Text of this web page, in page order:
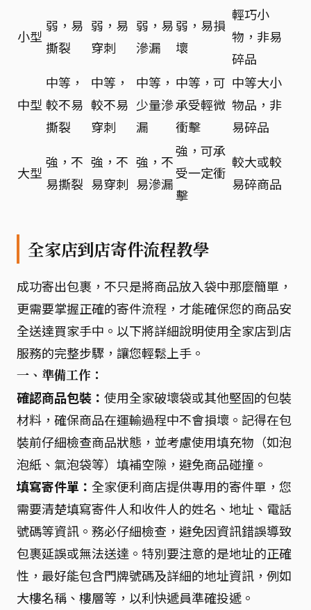
小型
弱，易
撕裂
弱，易
穿刺
弱，易
滲漏
弱，易損
壞
輕巧小
物，非易
碎品
中型
中等，
較不易
撕裂
中等，
較不易
穿刺
中等，
少量滲
漏
中等，可
承受輕微
衝擊
中等大小
物品，非
易碎品
大型
強，不
易撕裂
強，不
易穿刺
強，不
易滲漏
強，可承
受一定衝
擊
較大或較
易碎商品
全家店到店寄件流程教學
成功寄出包裹，不只是將商品放入袋中那麼簡單，
更需要掌握正確的寄件流程，才能確保您的商品安
全送達買家手中。以下將詳細說明使用全家店到店
服務的完整步驟，讓您輕鬆上手。
一、準備工作：
確認商品包裝： 使用全家破壞袋或其他堅固的包裝
材料，確保商品在運輸過程中不會損壞。記得在包
裝前仔細檢查商品狀態，並考慮使用填充物（如泡
泡紙、氣泡袋等）填補空隙，避免商品碰撞。
填寫寄件單： 全家便利商店提供專用的寄件單，您
需要清楚填寫寄件人和收件人的姓名、地址、電話
號碼等資訊。務必仔細檢查，避免因資訊錯誤導致
包裹延誤或無法送達。特別要注意的是地址的正確
性，最好能包含門牌號碼及詳細的地址資訊，例如
大樓名稱、樓層等，以利快遞員準確投遞。